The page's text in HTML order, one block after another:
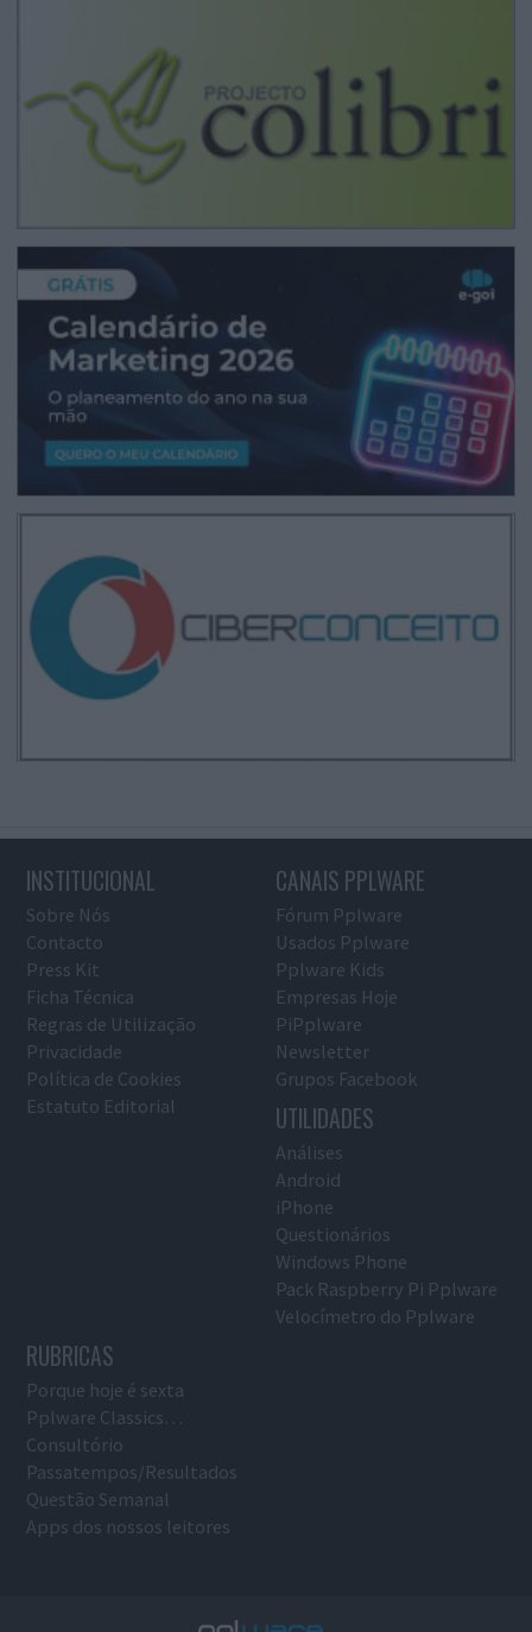
INSTITUCIONAL
Sobre Nós
Contacto
Press Kit
Ficha Técnica
Regras de Utilização
Privacidade
Política de Cookies
Estatuto Editorial
CANAIS PPLWARE
Fórum Pplware
Usados Pplware
Pplware Kids
Empresas Hoje
PiPplware
Newsletter
Grupos Facebook
UTILIDADES
Análises
Android
iPhone
Questionários
Windows Phone
Pack Raspberry Pi Pplware
Velocímetro do Pplware
RUBRICAS
Porque hoje é sexta
Pplware Classics…
Consultório
Passatempos/Resultados
Questão Semanal
Apps dos nossos leitores